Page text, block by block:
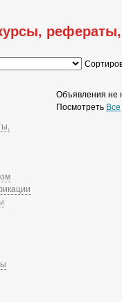
Объявления не
Посмотреть Все